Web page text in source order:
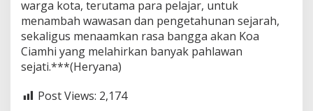
warga kota, terutama para pelajar, untuk
menambah wawasan dan pengetahunan sejarah,
sekaligus menaamkan rasa bangga akan Koa
Ciamhi yang melahirkan banyak pahlawan
sejati.***(Heryana)
Post Views: 2,174